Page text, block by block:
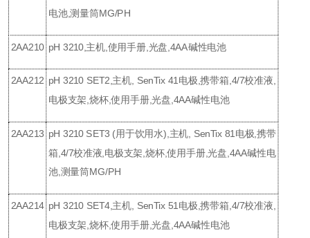
电池,测量筒MG/PH
2AA210 pH 3210,主机,使用手册,光盘,4AA碱性电池
2AA212 pH 3210 SET2,主机, SenTix 41电极,携带箱,4/7校准液,
电极支架,烧杯,使用手册,光盘,4AA碱性电池
2AA213 pH 3210 SET3 (用于饮用水),主机, SenTix 81电极,携带
箱,4/7校准液,电极支架,烧杯,使用手册,光盘,4AA碱性电
池,测量筒MG/PH
2AA214 pH 3210 SET4,主机, SenTix 51电极,携带箱,4/7校准液,
电极支架,烧杯,使用手册,光盘,4AA碱性电池